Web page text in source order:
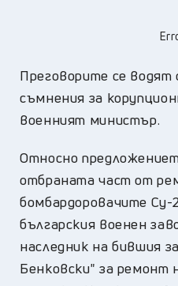
Преговорите се водят
съмнения за
военният министър.
Относно
отбраната част от
бомбардоровачите
българския военен
наследник на бившия
Бенковски" за ремонт